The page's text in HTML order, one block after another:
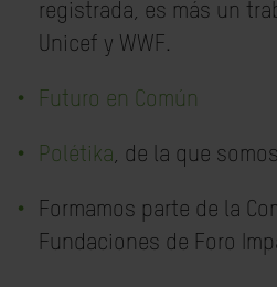
registrada, es más un
Unicef y WWF.
Futuro en Común
Polétika, de la que
Formamos parte de la
Fundaciones de Foro